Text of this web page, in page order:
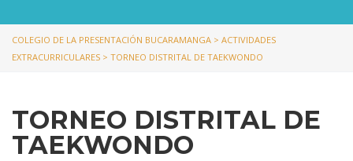
COLEGIO DE LA PRESENTACIÓN BUCARAMANGA > ACTIVIDADES
EXTRACURRICULARES > TORNEO DISTRITAL DE TAEKWONDO
TORNEO DISTRITAL DE
TAEKWONDO